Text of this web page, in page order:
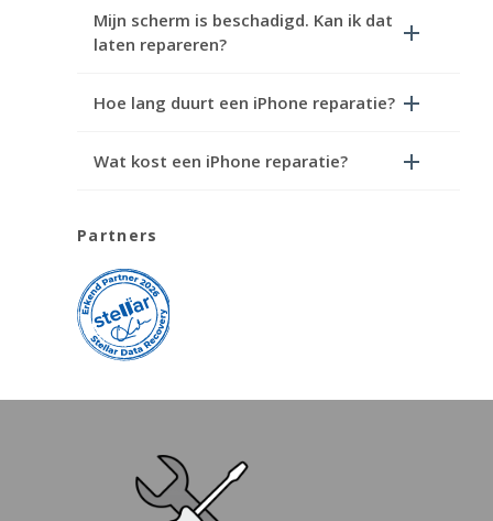
Mijn scherm is beschadigd. Kan ik dat
laten repareren?
Hoe lang duurt een iPhone reparatie?
Wat kost een iPhone reparatie?
Partners